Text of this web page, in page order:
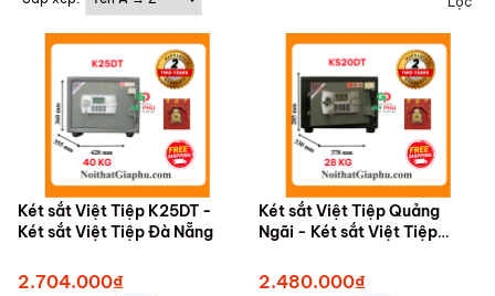
Két sắt Việt Tiệp K25DT -
Két sắt Việt Tiệp Đà Nẵng
2.704.000₫
Két sắt Việt Tiệp Quảng
Ngãi - Két sắt Việt Tiệp
2.480.000₫